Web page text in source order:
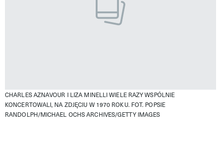
CHARLES AZNAVOUR I LIZA MINELLI WIELE RAZY WSPÓLNIE
KONCERTOWALI, NA ZDJĘCIU W 1970 ROKU. FOT. POPSIE
RANDOLPH/MICHAEL OCHS ARCHIVES/GETTY IMAGES